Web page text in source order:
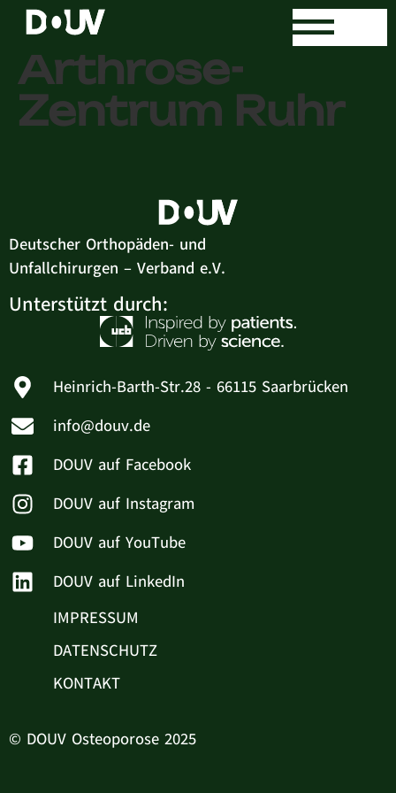
Rücken- und
Arthrose-
Zentrum Ruhr
Deutscher Orthopäden- und
Unfallchirurgen – Verband e.V.
Unterstützt durch:
Heinrich-Barth-Str.28 - 66115 Saarbrücken
info@douv.de
DOUV auf Facebook
DOUV auf Instagram
DOUV auf YouTube
DOUV auf LinkedIn
IMPRESSUM
DATENSCHUTZ
KONTAKT
© DOUV Osteoporose 2025